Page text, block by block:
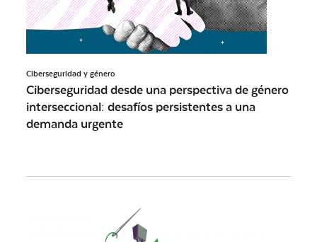
Ciberseguridad y género
Ciberseguridad desde una perspectiva de género
interseccional: desafíos persistentes a una
demanda urgente